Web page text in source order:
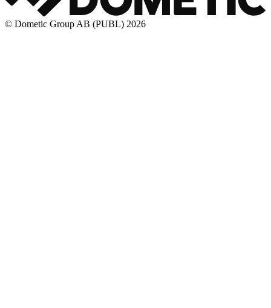
© Dometic Group AB (PUBL) 2026